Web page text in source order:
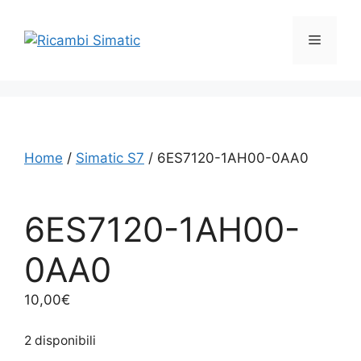
contenuto
Menu
Home / Simatic S7 / 6ES7120-1AH00-0AA0
6ES7120-1AH00-
0AA0
10,00€
2 disponibili